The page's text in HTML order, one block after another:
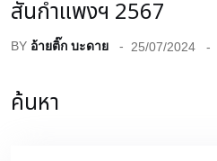
สันกำแพงฯ 2567
BY อ้ายติ๊ก บะดาย 25/07/2024
ค้นหา